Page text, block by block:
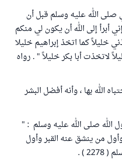
الله عليه وسلم قبل أن
إلى الله أن يكون لي منكم
خليلاً كما اتخذ إبراهيم خليلا
لاتخذت أبا بكر خليلاً " . رواه
الله بها ، وأنه أفضل البشر
الله صلى الله عليه وسلم : "
من ينشق عنه القبر وأول
) .